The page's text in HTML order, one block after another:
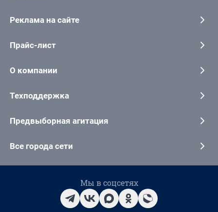
Реклама на сайте
Прайс-лист
О компании
Техподдержка
Предвыборная агитация
Все города сети
Мы в соцсетях